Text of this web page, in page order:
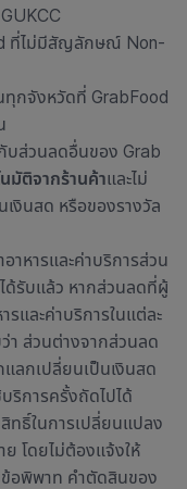
ที่ไม่มีสัญลักษณ์ Non-
ทุกจังหวัดที่ GrabFood
บส่วนลดอื่นของ Grab
มัติจากร้านค้าและไม่
งินสด หรือของรางวัล
าหารและค่าบริการส่วน
ด้รับแล้ว หากส่วนลดที่ผู้
รและค่าบริการในแต่ละ
า ส่วนต่างจากส่วนลด
แลกเปลี่ยนเป็นเงินสด
ริการครั้งถัดไปได้
ทธิ์ในการเปลี่ยนแปลง
ย โดยไม่ต้องแจ้งให้
อพิพาท คำตัดสินของ